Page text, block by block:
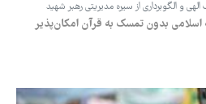
و الگوبرداری از سیره مدیریتی رهبر شهید
بدون تمسک به قرآن امکان‌پذیر